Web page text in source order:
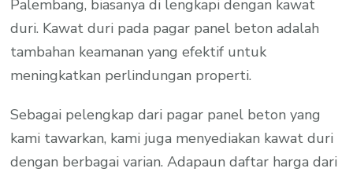
Palembang, biasanya di lengkapi dengan kawat
duri. Kawat duri pada pagar panel beton adalah
tambahan keamanan yang efektif untuk
meningkatkan perlindungan properti.
Sebagai pelengkap dari pagar panel beton yang
kami tawarkan, kami juga menyediakan kawat duri
dengan berbagai varian. Adapaun daftar harga dari